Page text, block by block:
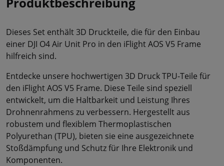
Dieses Set enthält 3D Druckteile, die für den Einbau
einer DJI O4 Air Unit Pro in den iFlight AOS V5 Frame
hilfreich sind.
Entdecke unsere hochwertigen 3D Druck TPU-Teile für
den iFlight AOS V5 Frame. Diese Teile sind speziell
entwickelt, um die Haltbarkeit und Leistung Ihres
Drohnenrahmens zu verbessern. Hergestellt aus
robustem und flexiblem Thermoplastischen
Polyurethan (TPU), bieten sie eine ausgezeichnete
Stoßdämpfung und Schutz für Ihre Elektronik und
Komponenten.